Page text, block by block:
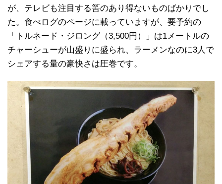
が、テレビも注目する筈のあり得ないものばかりでし
た。食べログのページに載っていますが、要予約の
「トルネード・ジロング（3,500円）」は1メートルの
チャーシューが山盛りに盛られ、ラーメンなのに3人で
シェアする量の豪快さは圧巻です。